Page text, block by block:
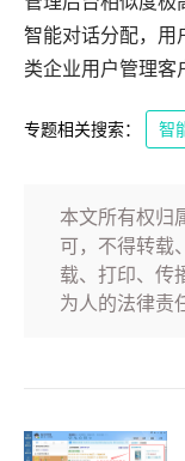
智能对话分配，用
类企业用户管理客
专题相关搜索： 智
本文所有权归
可，不得转载
载、打印、传
为人的法律责